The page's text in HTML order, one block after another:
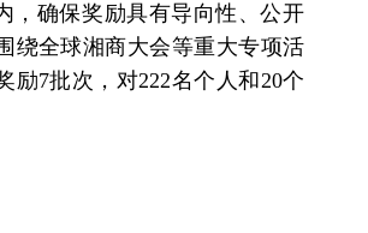
，确保奖励具有导向性、公开
绕全球湘商大会等重大专项活
7批次，对222名个人和20个